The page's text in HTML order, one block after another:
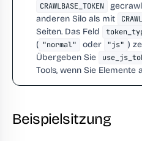
CRAWLBASE_TOKEN
anderen Silo als mit
Seiten. Das Feld
( "normal" oder "js" )
Übergeben Sie
Tools, wenn Sie Elemente
Beispielsitzung